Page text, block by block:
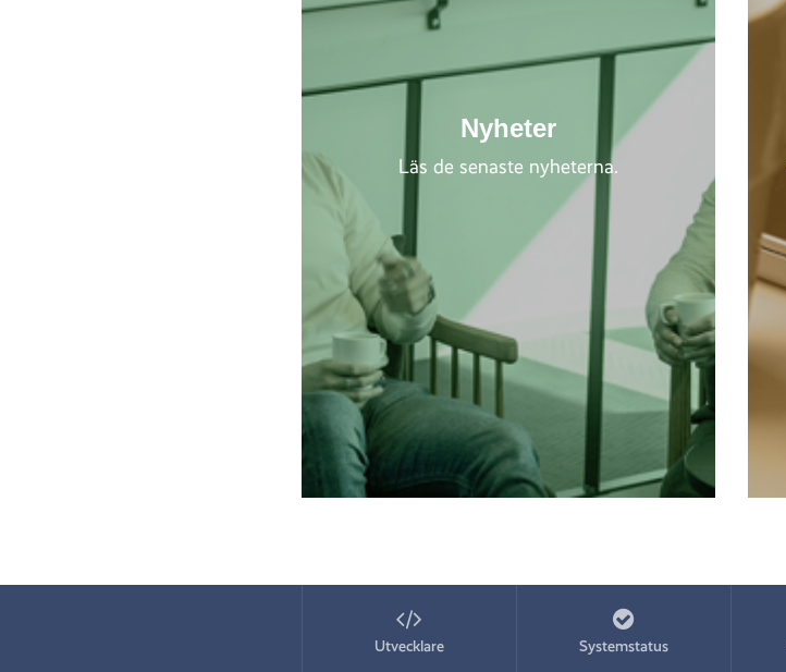
Nyheter
Läs de senaste nyheterna.
Utvecklare Systemstatus